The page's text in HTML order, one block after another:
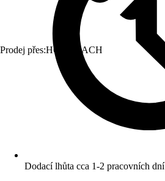
Prodej přes:HORNBACH
Dodací lhůta cca 1-2 pracovních dní